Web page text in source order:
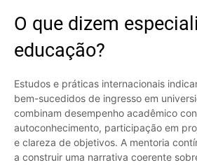
O que dizem
educação?
Estudos e práticas internacionais
bem-sucedidos de ingresso em
combinam desempenho acadêmico
autoconhecimento, participação em
e clareza de objetivos. A mentoria
a construir uma narrativa coerente